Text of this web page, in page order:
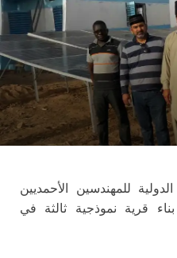
للمهندسين الأحمديين
قرية نموذجية ثالثة في